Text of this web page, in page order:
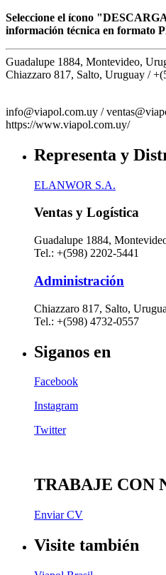
Seleccione el ícono
información técnica en formato
Guadalupe 1884, Montevideo,
Chiazzaro 817, Salto, Uruguay /
info@viapol.com.uy /
https://www.viapol.com.uy/
Representa y
ELANWOR S.A.
Ventas y Logística
Guadalupe 1884,
Tel.: +(598) 2202-5441
Administración
Chiazzaro 817, Salto,
Tel.: +(598) 4732-0557
Siganos en
Facebook
Instagram
Twitter
TRABAJE CON
Enviar CV
Visite también